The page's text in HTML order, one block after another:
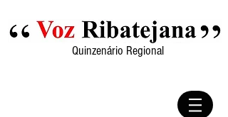
Quinzenário Regional